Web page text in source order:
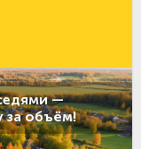
—
за объём!